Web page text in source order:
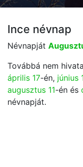
Ince névnap
Névnapját
Továbbá nem
április 17-én, június
augusztus 11-én és
névnapját.